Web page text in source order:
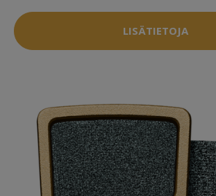
LISÄTIETOJA